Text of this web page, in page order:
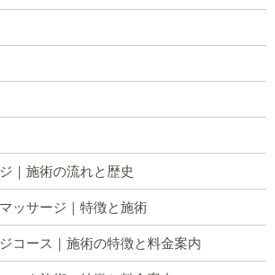
｜施術の流れと歴史
ッサージ｜特徴と施術
コース｜施術の特徴と料金案内